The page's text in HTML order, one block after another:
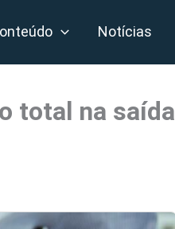
Notícias
total na saída